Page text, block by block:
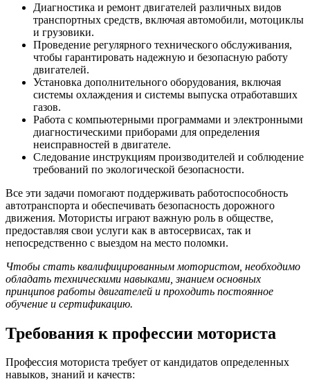
Диагностика и ремонт двигателей различных видов
транспортных средств, включая автомобили, мотоциклы
и грузовики.
Проведение регулярного технического обслуживания,
чтобы гарантировать надежную и безопасную работу
двигателей.
Установка дополнительного оборудования, включая
системы охлаждения и системы выпуска отработавших
газов.
Работа с компьютерными программами и электронными
диагностическими приборами для определения
неисправностей в двигателе.
Следование инструкциям производителей и соблюдение
требований по экологической безопасности.
Все эти задачи помогают поддерживать работоспособность
автотранспорта и обеспечивать безопасность дорожного
движения. Мотористы играют важную роль в обществе,
предоставляя свои услуги как в автосервисах, так и
непосредственно с выездом на место поломки.
Чтобы стать квалифицированным мотористом, необходимо
обладать техническими навыками, знанием основных
принципов работы двигателей и проходить постоянное
обучение и сертификацию.
Требования к профессии моториста
Профессия моториста требует от кандидатов определенных
навыков, знаний и качеств: